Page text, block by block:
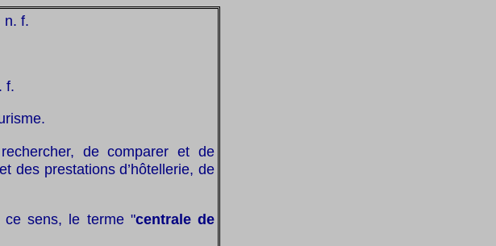
n. f.
f.
de comparer et de
des prestations d’hôtellerie, de
ce sens, le terme "centrale de